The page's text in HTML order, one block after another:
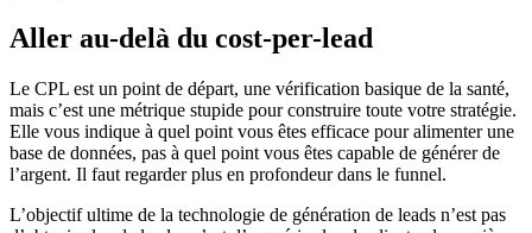
Aller au-delà du cost-per-lead
Le CPL est un point de départ, une vérification basique de la santé,
mais c’est une métrique stupide pour construire toute votre stratégie.
Elle vous indique à quel point vous êtes efficace pour alimenter une
base de données, pas à quel point vous êtes capable de générer de
l’argent. Il faut regarder plus en profondeur dans le funnel.
L’objectif ultime de la technologie de génération de leads n’est pas